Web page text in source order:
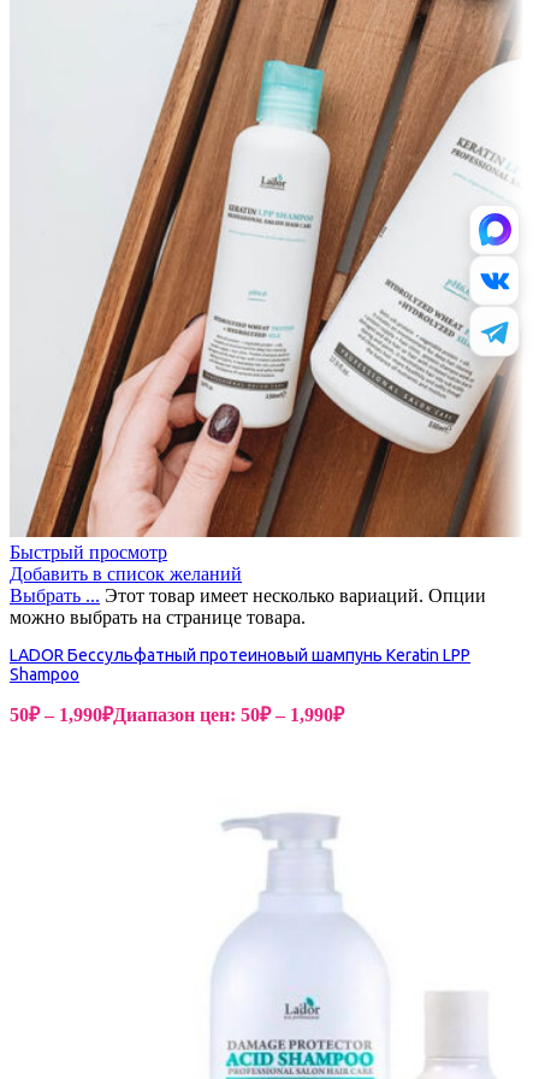
Быстрый просмотр
Добавить в список желаний
Выбрать ... Этот товар имеет несколько вариаций. Опции
можно выбрать на странице товара.
LADOR Бессульфатный протеиновый шампунь Keratin LPP
Shampoo
50₽ – 1,990₽Диапазон цен: 50₽ – 1,990₽